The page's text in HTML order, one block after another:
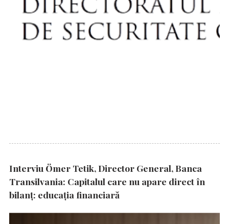
Interviu Ömer Tetik, Director General, Banca
Transilvania: Capitalul care nu apare direct în
bilanț: educația financiară